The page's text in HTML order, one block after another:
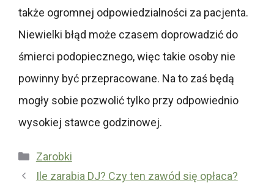
także ogromnej odpowiedzialności za pacjenta.
Niewielki błąd może czasem doprowadzić do
śmierci podopiecznego, więc takie osoby nie
powinny być przepracowane. Na to zaś będą
mogły sobie pozwolić tylko przy odpowiednio
wysokiej stawce godzinowej.
Kategorie
Zarobki
Ile zarabia DJ? Czy ten zawód się opłaca?